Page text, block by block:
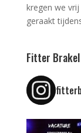
kregen we
geraakt
Fitter